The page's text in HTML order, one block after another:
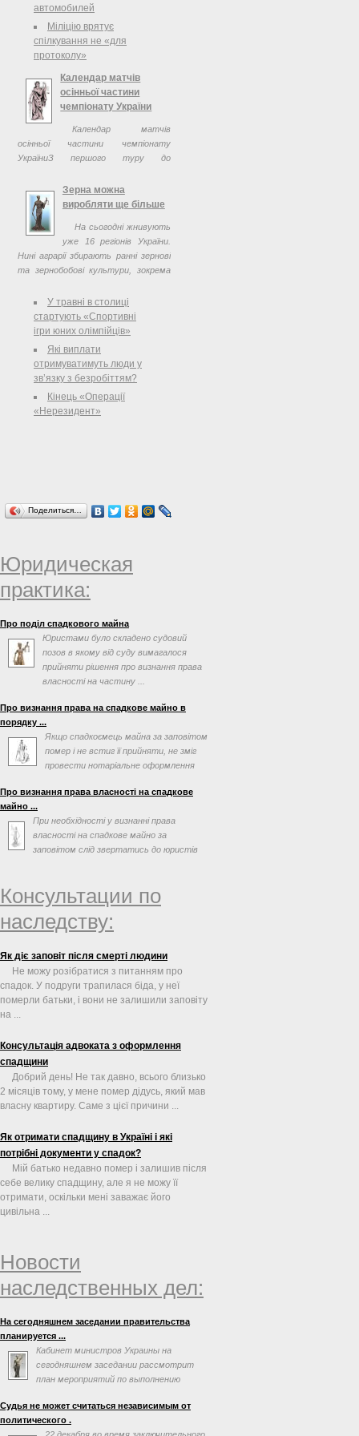
автомобилей
Міліцію врятує
спілкування не «для
протоколу»
Календар матчів
осінньої частини
чемпіонату України
Календар матчів
осінньої частини чемпіонату
УкраїниЗ першого туру до
Зерна можна
виробляти ще більше
На сьогодні жнивують
уже 16 регіонів України.
Нині аграрії збирають ранні зернові
та зернобобові культури, зокрема
ярий ячмінь і горох. Нині
сільгоспвиробники ...
У травні в столиці
стартують «Спортивні
ігри юних олімпійців»
Які виплати
отримуватимуть люди у
зв’язку з безробіттям?
Кінець «Операції
«Нерезидент»
Поделиться…
Юридическая
практика:
Про поділ спадкового майна
Юристами було складено судовий
позов в якому від суду вимагалося
прийняти рішення про визнання права
власності на частину ...
Про визнання права на спадкове майно в
порядку ...
Якщо спадкоємець майна за заповітом
помер і не встиг її прийняти, не зміг
провести нотаріальне оформлення
Про визнання права власності на спадкове
майно ...
При необхідності у визнанні права
власності на спадкове майно за
заповітом слід звертатись до юристів
Консультации по
наследству:
Як діє заповіт після смерті людини
Не можу розібратися з питанням про
спадок. У подруги трапилася біда, у неї
померли батьки, і вони не залишили заповіту
на ...
Консультація адвоката з оформлення
спадщини
Добрий день! Не так давно, всього близько
2 місяців тому, у мене помер дідусь, який мав
власну квартиру. Саме з цієї причини ...
Як отримати спадщину в Україні і які
потрібні документи у спадок?
Мій батько недавно помер і залишив після
себе велику спадщину, але я не можу її
отримати, оскільки мені заважає його
цивільна ...
Новости
наследственных дел:
На сегодняшнем заседании правительства
планируется ...
Кабинет министров Украины на
сегодняшнем заседании рассмотрит
план мероприятий по выполнению
Евросоюзом. Об этом говорится в повестке дня
заседания на сайте правительства.
Судья не может считаться независимым от
политического .